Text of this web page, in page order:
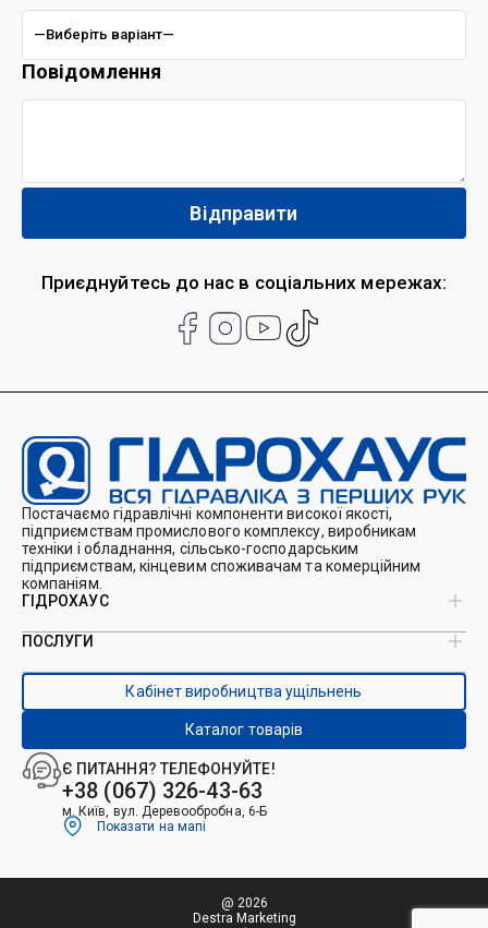
Приєднуйтесь до нас в соціальних мережах:
Повідомлення
Постачаємо гідравлічні компоненти високої якості,
підприємствам промислового комплексу, виробникам
техніки і обладнання, сільсько-господарським
підприємствам, кінцевим споживачам та комерційним
компаніям.
Є ПИТАННЯ? ТЕЛЕФОНУЙТЕ!
+38 (067) 326-43-63
м. Київ, вул. Деревообробна, 6-Б
Показати на мапі
ГІДРОХАУС
Про нас
Каталоги
Контакти
ПОСЛУГИ
Виробництво ущільнень
Виробництво гідроциліндрів
Ремонт гідроциліндрів
Ремонт і виготовлення РВТ
Ремонт техніки
Гідрофікація авто
Кабінет виробництва ущільнень
Каталог товарів
@ 2026
Destra Marketing